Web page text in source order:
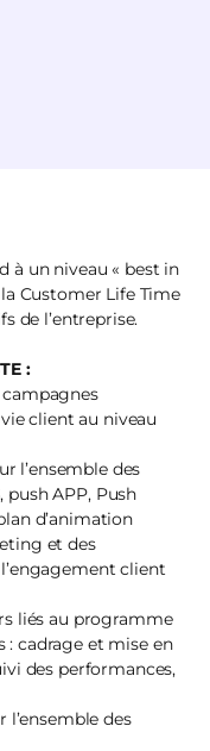
à un niveau « best in
Customer Life Time
de l’entreprise.
:
client au niveau
l’ensemble des
push APP, Push
d’animation
et des
client
liés au programme
: cadrage et mise en
des performances,
des